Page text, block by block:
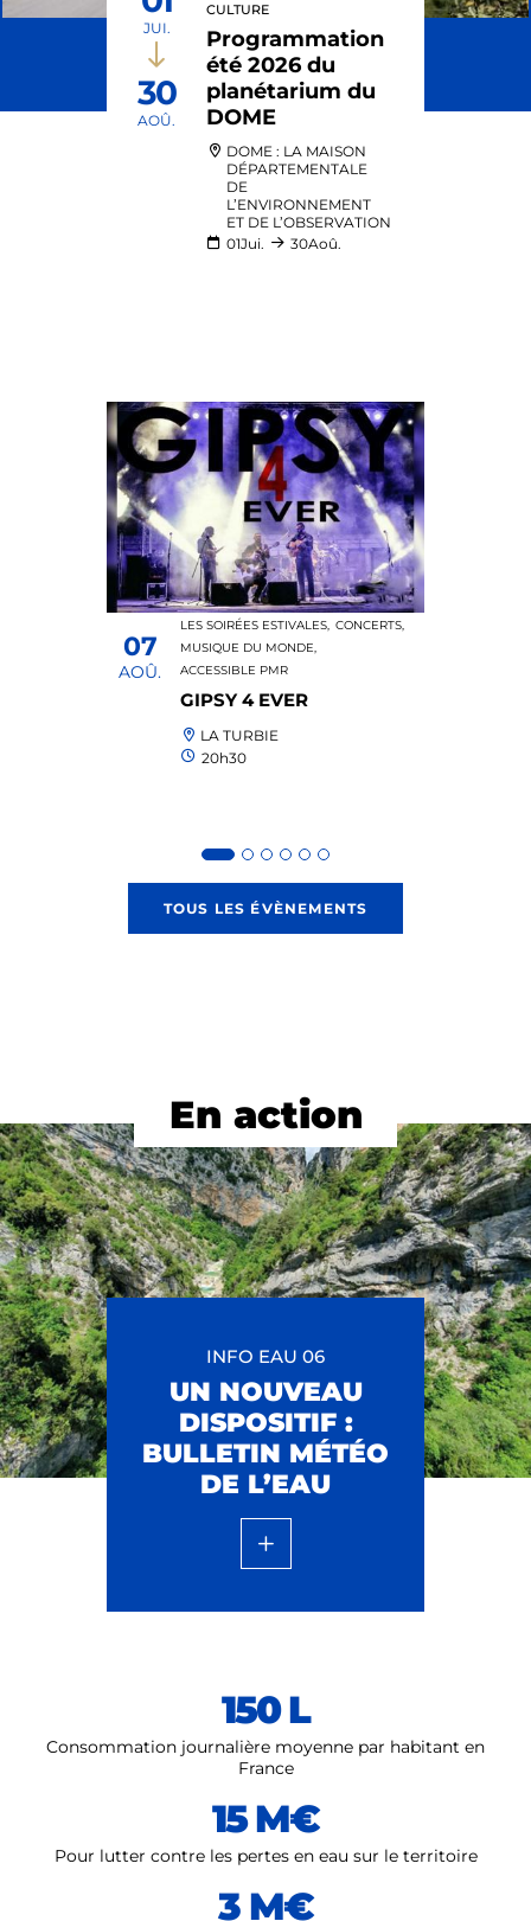
CULTURE
Programmation
été 2026 du
planétarium du
DOME
DOME : LA MAISON
DÉPARTEMENTALE
DE
L’ENVIRONNEMENT
ET DE L’OBSERVATION
01Jui. 30Aoû.
JUI.
30
AOÛ.
LES SOIRÉES ESTIVALES, CONCERTS,
MUSIQUE DU MONDE,
ACCESSIBLE PMR
GIPSY 4 EVER
LA TURBIE
20h30
07
AOÛ.
TOUS LES ÉVÈNEMENTS
En action
INFO EAU 06
UN NOUVEAU
DISPOSITIF :
BULLETIN MÉTÉO
DE L’EAU
150 L
Consommation journalière moyenne par habitant en
France
15 M€
Pour lutter contre les pertes en eau sur le territoire
3 M€